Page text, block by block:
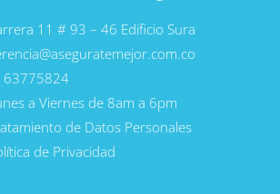
11 # 93 – 46 Edificio Sura
a Viernes de 8am a 6pm
de Datos Personales
de Privacidad